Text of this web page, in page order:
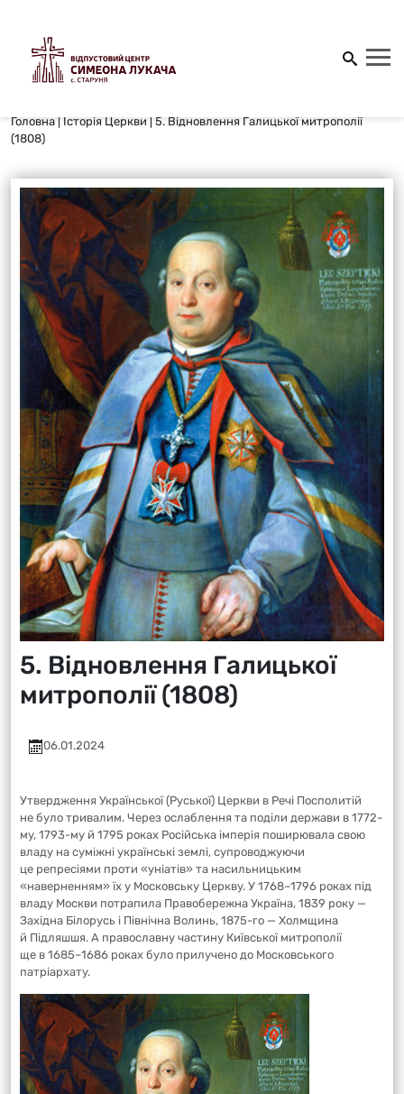
Головна | Історія Церкви | 5. Відновлення Галицької митрополії
(1808)
5. Відновлення Галицької
митрополії (1808)
06.01.2024
Утвердження Української (Руської) Церкви в Речі Посполитій
не було тривалим. Через ослаблення та поділи держави в 1772-
му, 1793-му й 1795 роках Російська імперія поширювала свою
владу на суміжні українські землі, супроводжуючи
це репресіями проти «уніатів» та насильницьким
«наверненням» їх у Московську Церкву. У 1768–1796 роках під
владу Москви потрапила Правобережна Україна, 1839 року —
Західна Білорусь і Північна Волинь, 1875-го — Холмщина
й Підляшшя. А православну частину Київської митрополії
ще в 1685–1686 роках було прилучено до Московського
патріархату.